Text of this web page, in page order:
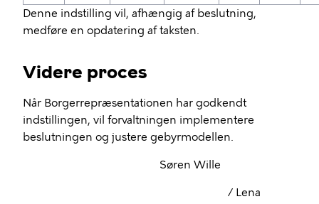
Denne indstilling vil, afhængig af beslutning,
medføre en opdatering af taksten.
Videre proces
Når Borgerrepræsentationen har godkendt
indstillingen, vil forvaltningen implementere
beslutningen og justere gebyrmodellen.
Søren Wille
/ Lena